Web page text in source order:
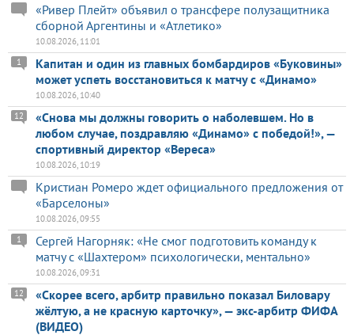
«Ривер Плейт» объявил о трансфере полузащитника
сборной Аргентины и «Атлетико»
10.08.2026, 11:01
Капитан и один из главных бомбардиров «Буковины»
может успеть восстановиться к матчу с «Динамо»
1
10.08.2026, 10:40
«Снова мы должны говорить о наболевшем. Но в
любом случае, поздравляю «Динамо» с победой!», —
спортивный директор «Вереса»
12
10.08.2026, 10:19
Кристиан Ромеро ждет официального предложения от
«Барселоны»
10.08.2026, 09:55
Сергей Нагорняк: «Не смог подготовить команду к
матчу с «Шахтером» психологически, ментально»
1
10.08.2026, 09:31
«Скорее всего, арбитр правильно показал Биловару
жёлтую, а не красную карточку», — экс-арбитр ФИФА
(ВИДЕО)
12